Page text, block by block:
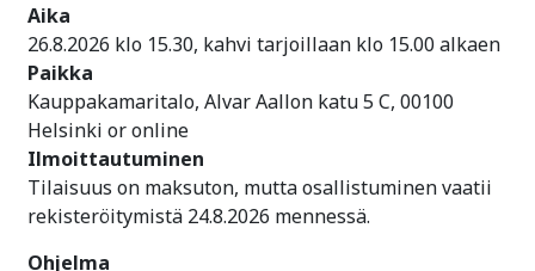
Aika
26.8.2026 klo 15.30, kahvi tarjoillaan klo 15.00 alkaen
Paikka
Kauppakamaritalo, Alvar Aallon katu 5 C, 00100
Helsinki or online
Ilmoittautuminen
Tilaisuus on maksuton, mutta osallistuminen vaatii
rekisteröitymistä 24.8.2026 mennessä.
Ohjelma